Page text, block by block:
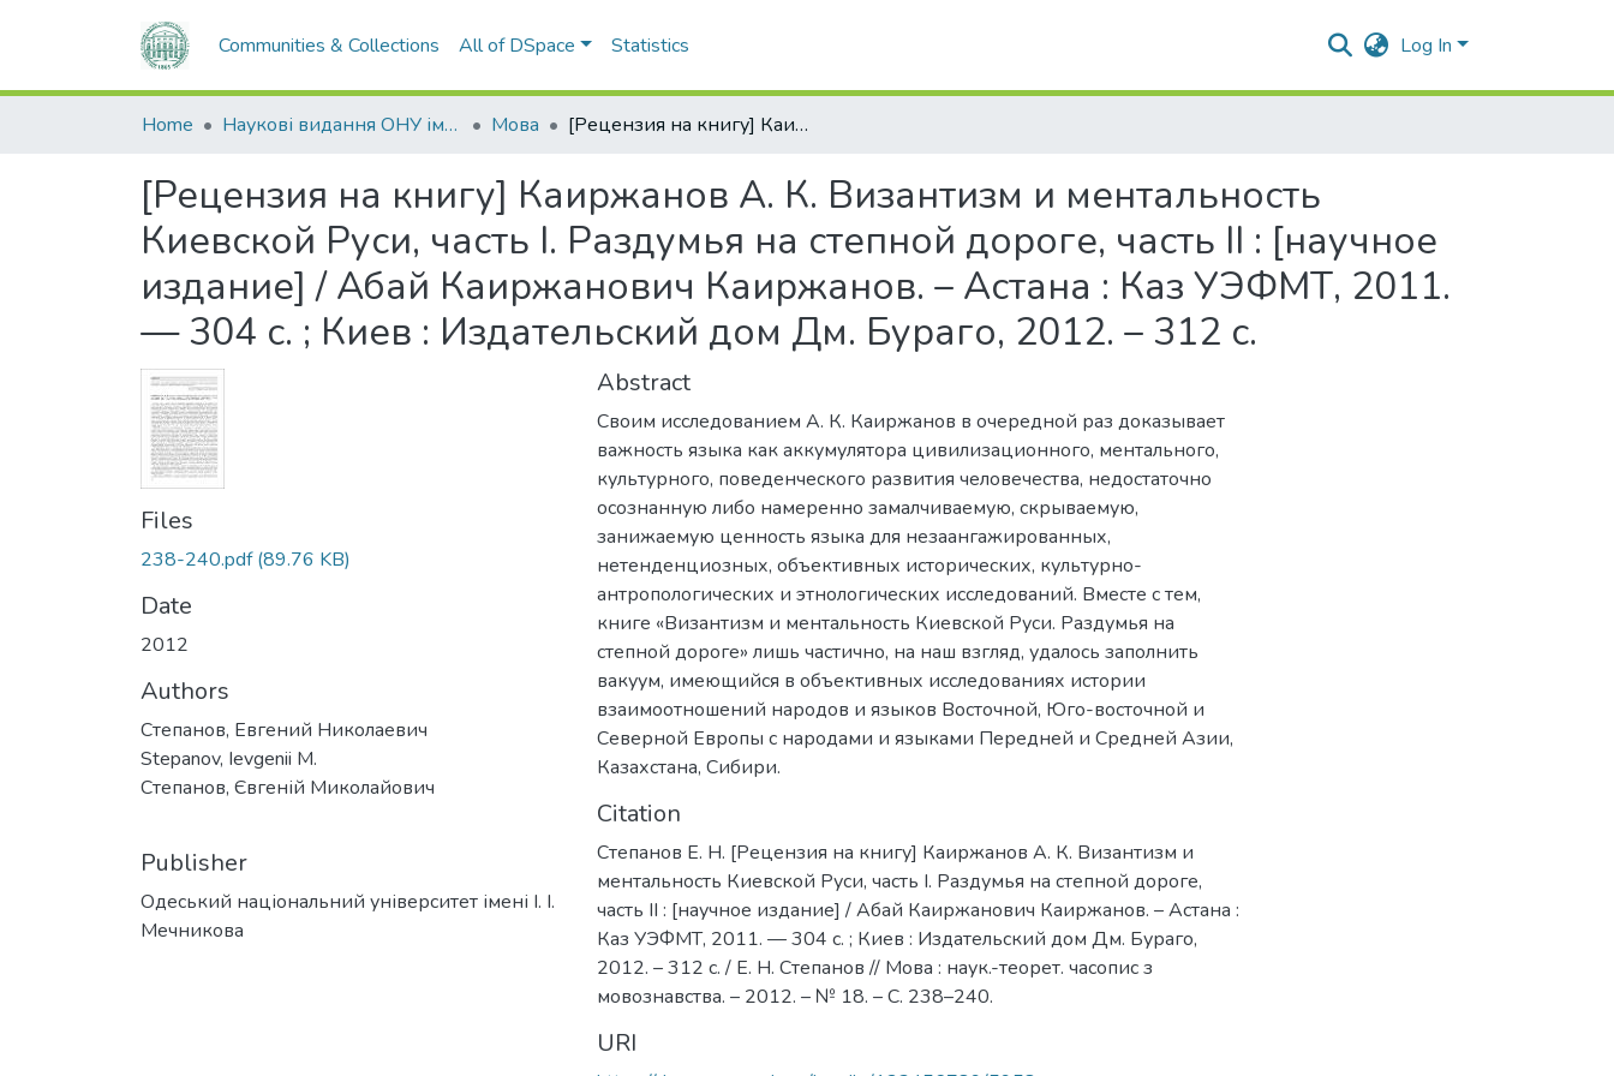
Communities & Collections All of DSpace Statistics Log In
Home Наукові видання ОНУ імені І. І. Мечникова Мова [Рецензия на книгу] Каиржанов А. К. Византизм и ментальность Киевской Руси, часть I. Раздумья на степной дороге, часть II : [научное издание] / Абай Каиржанович Каиржанов. – Астана : Каз УЭФМТ, 2011. — 304 с. ; Киев : Издательский дом Дм. Бураго, 2012. – 312 с.
[Рецензия на книгу] Каиржанов А. К. Византизм и ментальность
Киевской Руси, часть I. Раздумья на степной дороге, часть II : [научное
издание] / Абай Каиржанович Каиржанов. – Астана : Каз УЭФМТ, 2011.
— 304 с. ; Киев : Издательский дом Дм. Бураго, 2012. – 312 с.
Files
238-240.pdf(89.76 KB)
Date
2012
Authors
Степанов, Евгений Николаевич
Stepanov, Ievgenii M.
Степанов, Євгеній Миколайович
Publisher
Одеський національний університет імені І. І.
Мечникова
Abstract
Своим исследованием А. К. Каиржанов в очередной раз доказывает
важность языка как аккумулятора цивилизационного, ментального,
культурного, поведенческого развития человечества, недостаточно
осознанную либо намеренно замалчиваемую, скрываемую,
занижаемую ценность языка для незаангажированных,
нетенденциозных, объективных исторических, культурно-
антропологических и этнологических исследований. Вместе с тем,
книге «Византизм и ментальность Киевской Руси. Раздумья на
степной дороге» лишь частично, на наш взгляд, удалось заполнить
вакуум, имеющийся в объективных исследованиях истории
взаимоотношений народов и языков Восточной, Юго-восточной и
Северной Европы с народами и языками Передней и Средней Азии,
Казахстана, Сибири.
Citation
Степанов Е. Н. [Рецензия на книгу] Каиржанов А. К. Византизм и
ментальность Киевской Руси, часть I. Раздумья на степной дороге,
часть II : [научное издание] / Абай Каиржанович Каиржанов. – Астана :
Каз УЭФМТ, 2011. — 304 с. ; Киев : Издательский дом Дм. Бураго,
2012. – 312 с. / Е. Н. Степанов // Мова : наук.-теорет. часопис з
мовознавства. – 2012. – № 18. – С. 238–240.
URI